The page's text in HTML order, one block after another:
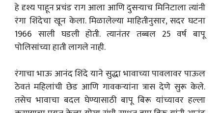
हे दृश्य पाहून प्रचंड राग आला आणि दुसऱ्याच मिनिटाला त्यांनी
रंगा शिंदेचा खून केला. मिळालेल्या माहितीनुसार, सदर घटना
1966 साली घडली होती. त्यानंतर तब्बल 25 वर्ष बापू
पोलिसांच्या हाती लागले नाही.
रंगाचा भाऊ आनंद शिंदे याने सुद्धा भावाच्या पावलावर पाऊल
ठेवतं महिलांची छेड आणि गावकऱ्यांना त्रास देणे सुरू केले.
तसेच भावाचा बदल घेण्यासाठी बापू बिरू यांच्यावर हल्ला